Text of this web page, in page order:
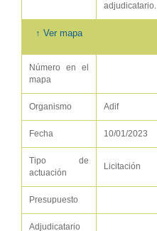
adjudicatario.
↑ Ver mapa
Número en el
mapa
Organismo Adif
Fecha 10/01/2023
Tipo de
actuación
Licitación
Presupuesto
Adjudicatario